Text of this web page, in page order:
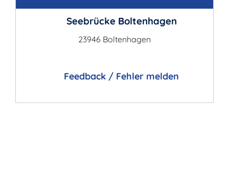
Seebrücke Boltenhagen
23946 Boltenhagen
Feedback / Fehler melden